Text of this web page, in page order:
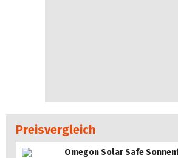
Preisvergleich
Omegon Solar Safe